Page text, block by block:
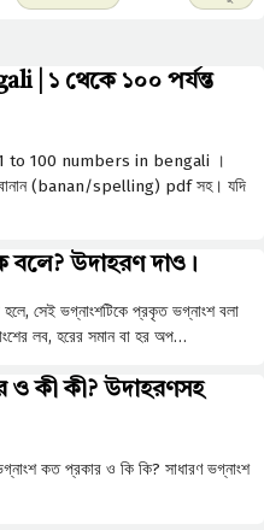
| ১ থেকে ১০০ পর্যন্ত
1 to 100 numbers in bengali ।
বানান (banan/spelling) pdf সহ। যদি
বলে? উদাহরণ দাও।
সেই ভগ্নাংশটিকে প্রকৃত ভগ্নাংশ বলা
লব, হরের সমান বা হর অপ…
ও কী কী? উদাহরণসহ
কত প্রকার ও কি কি? সাধারণ ভগ্নাংশ